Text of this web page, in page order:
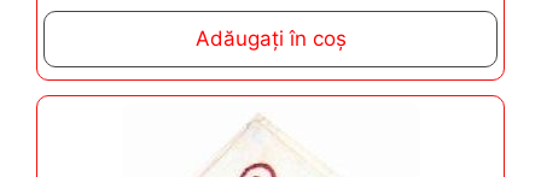
o
5
Adăugați în coș